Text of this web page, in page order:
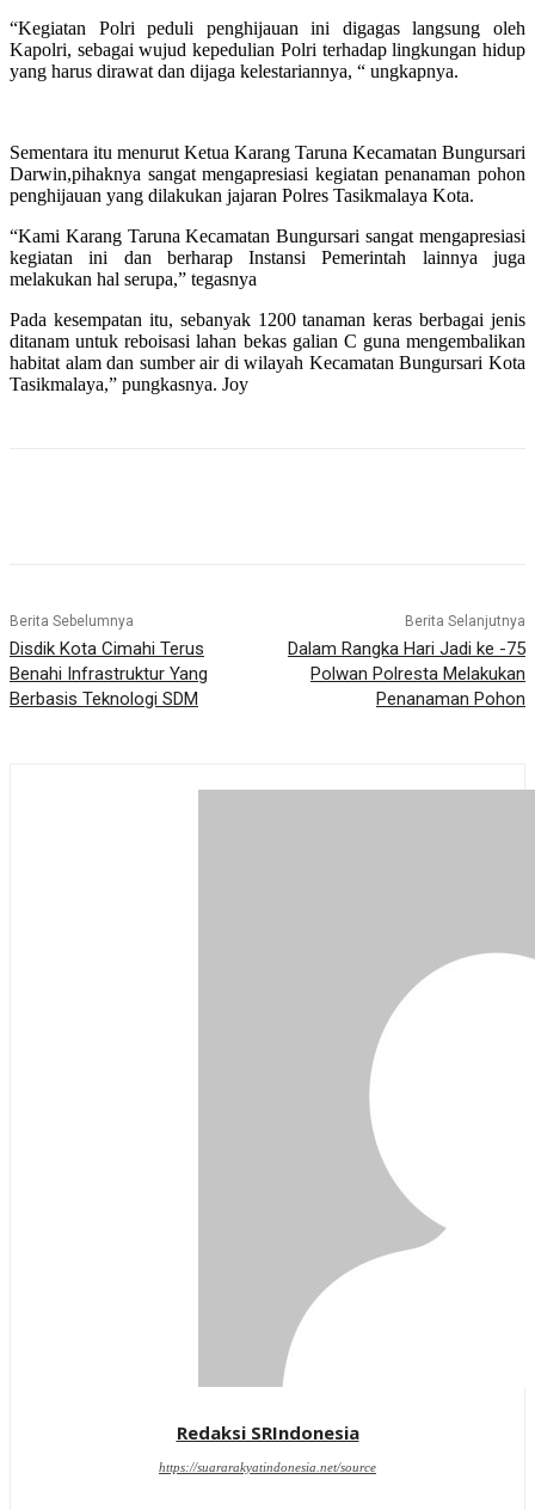
“Kegiatan Polri peduli penghijauan ini digagas langsung oleh
Kapolri, sebagai wujud kepedulian Polri terhadap lingkungan hidup
yang harus dirawat dan dijaga kelestariannya, “ ungkapnya.
Sementara itu menurut Ketua Karang Taruna Kecamatan Bungursari
Darwin,pihaknya sangat mengapresiasi kegiatan penanaman pohon
penghijauan yang dilakukan jajaran Polres Tasikmalaya Kota.
“Kami Karang Taruna Kecamatan Bungursari sangat mengapresiasi
kegiatan ini dan berharap Instansi Pemerintah lainnya juga
melakukan hal serupa,” tegasnya
Pada kesempatan itu, sebanyak 1200 tanaman keras berbagai jenis
ditanam untuk reboisasi lahan bekas galian C guna mengembalikan
habitat alam dan sumber air di wilayah Kecamatan Bungursari Kota
Tasikmalaya,” pungkasnya. Joy
Berita Sebelumnya
Disdik Kota Cimahi Terus
Benahi Infrastruktur Yang
Berbasis Teknologi SDM
Berita Selanjutnya
Dalam Rangka Hari Jadi ke -75
Polwan Polresta Melakukan
Penanaman Pohon
Redaksi SRIndonesia
https://suararakyatindonesia.net/source